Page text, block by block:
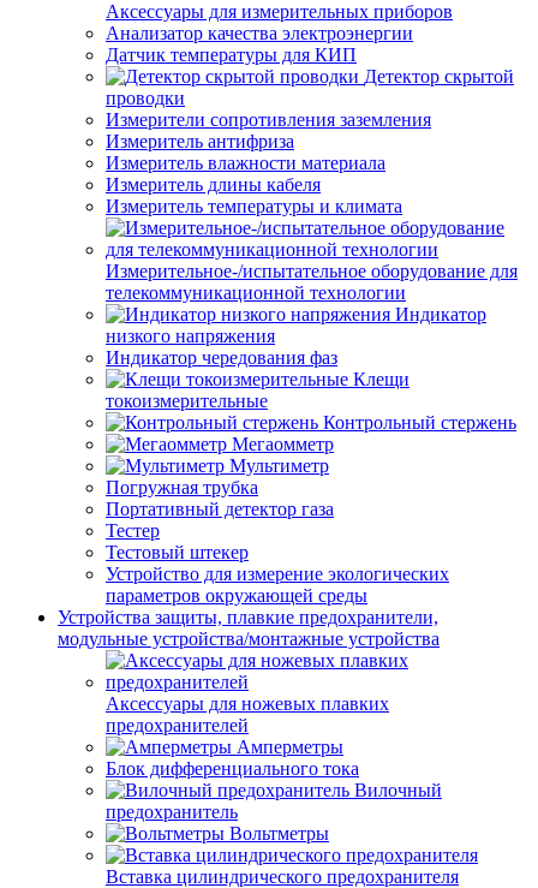
Аксессуары для измерительных приборов
Анализатор качества электроэнергии
Датчик температуры для КИП
Детектор скрытой
проводки
Измерители сопротивления заземления
Измеритель антифриза
Измеритель влажности материала
Измеритель длины кабеля
Измеритель температуры и климата
Измерительное-/испытательное оборудование для
телекоммуникационной технологии
Индикатор
низкого напряжения
Индикатор чередования фаз
Клещи
токоизмерительные
Контрольный стержень
Мегаомметр
Мультиметр
Погружная трубка
Портативный детектор газа
Тестер
Тестовый штекер
Устройство для измерение экологических
параметров окружающей среды
Устройства защиты, плавкие предохранители,
модульные устройства/монтажные устройства
Аксессуары для ножевых плавких
предохранителей
Амперметры
Блок дифференциального тока
Вилочный
предохранитель
Вольтметры
Вставка цилиндрического предохранителя